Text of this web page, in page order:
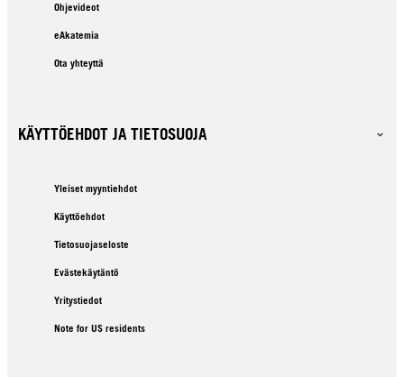
Ohjevideot
eAkatemia
Ota yhteyttä
KÄYTTÖEHDOT JA TIETOSUOJA
Yleiset myyntiehdot
Käyttöehdot
Tietosuojaseloste
Evästekäytäntö
Yritystiedot
Note for US residents